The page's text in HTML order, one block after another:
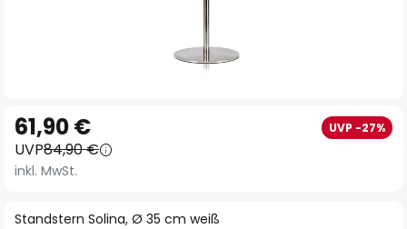
Anfang
der
Bildgalerie
Standstern Solina, Ø 35 cm weiß
61,90 € UVP -27%
UVP84,90 €
inkl. MwSt.